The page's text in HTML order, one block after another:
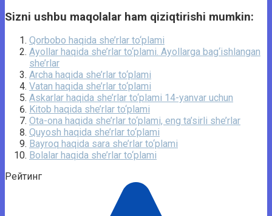
Sizni ushbu maqolalar ham qiziqtirishi mumkin:
Qorbobo haqida she’rlar to‘plami
Ayollar haqida she’rlar to‘plami. Ayollarga bag‘ishlangan
she’rlar
Archa haqida she’rlar to‘plami
Vatan haqida she’rlar to‘plami
Askarlar haqida she’rlar to‘plami 14-yanvar uchun
Kitob haqida she’rlar to‘plami
Ota-ona haqida she’rlar to‘plami, eng ta’sirli she’rlar
Quyosh haqida she’rlar to‘plami
Bayroq haqida sara she’rlar to‘plami
Bolalar haqida she’rlar to‘plami
Рейтинг